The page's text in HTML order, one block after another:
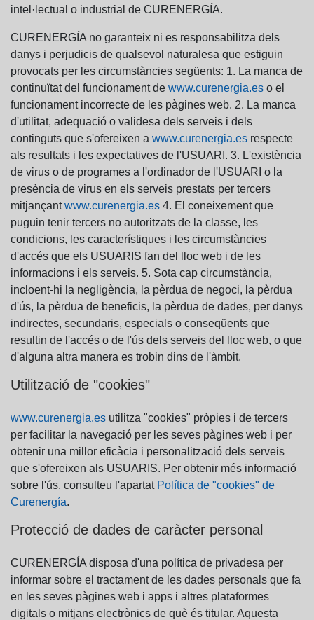
intel·lectual o industrial de CURENERGÍA.
CURENERGÍA no garanteix ni es responsabilitza dels
danys i perjudicis de qualsevol naturalesa que estiguin
provocats per les circumstàncies següents: 1. La manca de
continuïtat del funcionament de www.curenergia.es o el
funcionament incorrecte de les pàgines web. 2. La manca
d'utilitat, adequació o validesa dels serveis i dels
continguts que s'ofereixen a www.curenergia.es respecte
als resultats i les expectatives de l'USUARI. 3. L'existència
de virus o de programes a l'ordinador de l'USUARI o la
presència de virus en els serveis prestats per tercers
mitjançantwww.curenergia.es 4. El coneixement que
puguin tenir tercers no autoritzats de la classe, les
condicions, les característiques i les circumstàncies
d'accés que els USUARIS fan del lloc web i de les
informacions i els serveis. 5. Sota cap circumstància,
incloent-hi la negligència, la pèrdua de negoci, la pèrdua
d'ús, la pèrdua de beneficis, la pèrdua de dades, per danys
indirectes, secundaris, especials o conseqüents que
resultin de l'accés o de l'ús dels serveis del lloc web, o que
d'alguna altra manera es trobin dins de l'àmbit.
Utilització de "cookies"
www.curenergia.es utilitza "cookies" pròpies i de tercers
per facilitar la navegació per les seves pàgines web i per
obtenir una millor eficàcia i personalització dels serveis
que s'ofereixen als USUARIS. Per obtenir més informació
sobre l'ús, consulteu l'apartat Política de "cookies" de
Curenergía.
Protecció de dades de caràcter personal
CURENERGÍA disposa d'una política de privadesa per
informar sobre el tractament de les dades personals que fa
en les seves pàgines web i apps i altres plataformes
digitals o mitjans electrònics de què és titular. Aquesta